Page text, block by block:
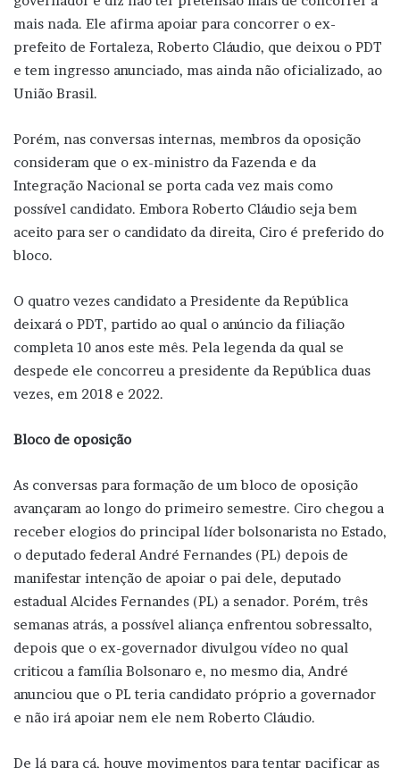
mais nada. Ele afirma apoiar para concorrer o ex-
prefeito de Fortaleza, Roberto Cláudio, que deixou o PDT
e tem ingresso anunciado, mas ainda não oficializado, ao
União Brasil.
Porém, nas conversas internas, membros da oposição
consideram que o ex-ministro da Fazenda e da
Integração Nacional se porta cada vez mais como
possível candidato. Embora Roberto Cláudio seja bem
aceito para ser o candidato da direita, Ciro é preferido do
bloco.
O quatro vezes candidato a Presidente da República
deixará o PDT, partido ao qual o anúncio da filiação
completa 10 anos este mês. Pela legenda da qual se
despede ele concorreu a presidente da República duas
vezes, em 2018 e 2022.
Bloco de oposição
As conversas para formação de um bloco de oposição
avançaram ao longo do primeiro semestre. Ciro chegou a
receber elogios do principal líder bolsonarista no Estado,
o deputado federal André Fernandes (PL) depois de
manifestar intenção de apoiar o pai dele, deputado
estadual Alcides Fernandes (PL) a senador. Porém, três
semanas atrás, a possível aliança enfrentou sobressalto,
depois que o ex-governador divulgou vídeo no qual
criticou a família Bolsonaro e, no mesmo dia, André
anunciou que o PL teria candidato próprio a governador
e não irá apoiar nem ele nem Roberto Cláudio.
De lá para cá, houve movimentos para tentar pacificar as